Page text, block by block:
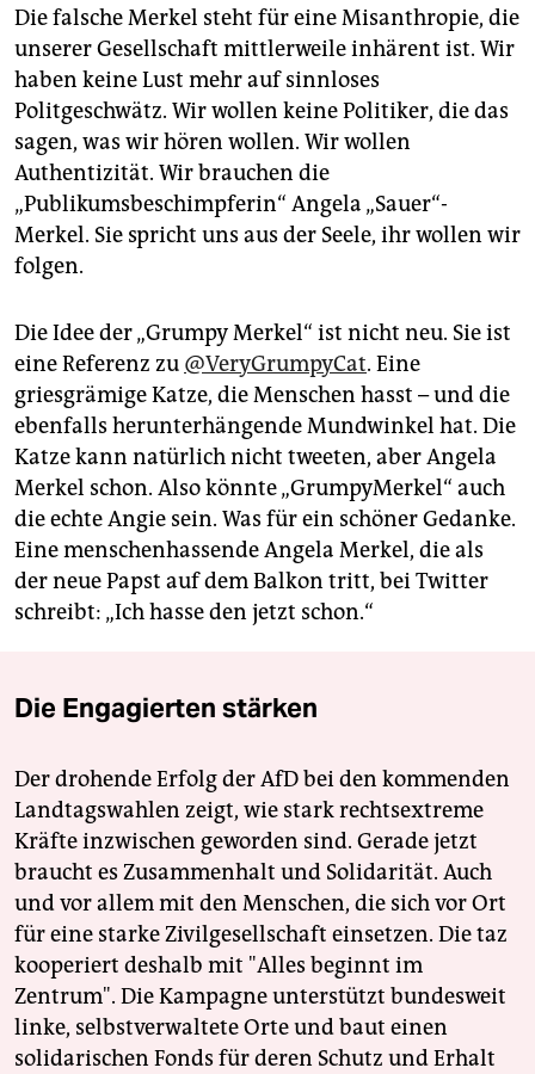
Die falsche Merkel steht für eine Misanthropie, die
unserer Gesellschaft mittlerweile inhärent ist. Wir
haben keine Lust mehr auf sinnloses
Politgeschwätz. Wir wollen keine Politiker, die das
sagen, was wir hören wollen. Wir wollen
Authentizität. Wir brauchen die
„Publikumsbeschimpferin“ Angela „Sauer“-
Merkel. Sie spricht uns aus der Seele, ihr wollen wir
folgen.
Die Idee der „Grumpy Merkel“ ist nicht neu. Sie ist
eine Referenz zu @VeryGrumpyCat. Eine
griesgrämige Katze, die Menschen hasst – und die
ebenfalls herunterhängende Mundwinkel hat. Die
Katze kann natürlich nicht tweeten, aber Angela
Merkel schon. Also könnte „GrumpyMerkel“ auch
die echte Angie sein. Was für ein schöner Gedanke.
Eine menschenhassende Angela Merkel, die als
der neue Papst auf dem Balkon tritt, bei Twitter
schreibt: „Ich hasse den jetzt schon.“
Die Engagierten stärken
Der drohende Erfolg der AfD bei den kommenden
Landtagswahlen zeigt, wie stark rechtsextreme
Kräfte inzwischen geworden sind. Gerade jetzt
braucht es Zusammenhalt und Solidarität. Auch
und vor allem mit den Menschen, die sich vor Ort
für eine starke Zivilgesellschaft einsetzen. Die taz
kooperiert deshalb mit "Alles beginnt im
Zentrum". Die Kampagne unterstützt bundesweit
linke, selbstverwaltete Orte und baut einen
solidarischen Fonds für deren Schutz und Erhalt